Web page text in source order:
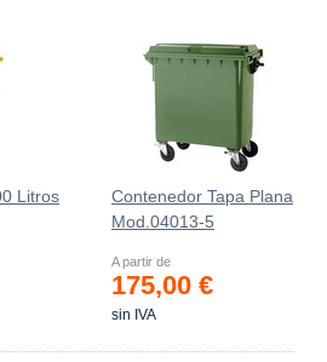
Litros
Contenedor Tapa Plana
Mod.04013-5
A partir de
175,00 €
sin IVA